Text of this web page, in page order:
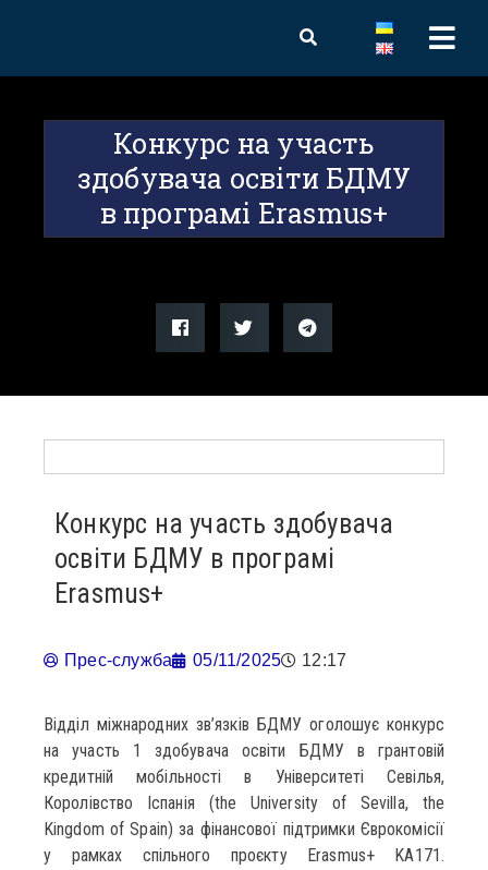
Конкурс на участь
здобувача освіти БДМУ
в програмі Erasmus+
Конкурс на участь здобувача
освіти БДМУ в програмі
Erasmus+
Прес-служба 05/11/2025 12:17
Відділ міжнародних зв’язків БДМУ оголошує конкурс
на участь 1 здобувача освіти БДМУ в грантовій
кредитній мобільності в Університеті Севілья,
Королівство Іспанія (the University of Sevilla, the
Kingdom of Spain) за фінансової підтримки Єврокомісії
у рамках спільного проєкту Erasmus+ KA171.